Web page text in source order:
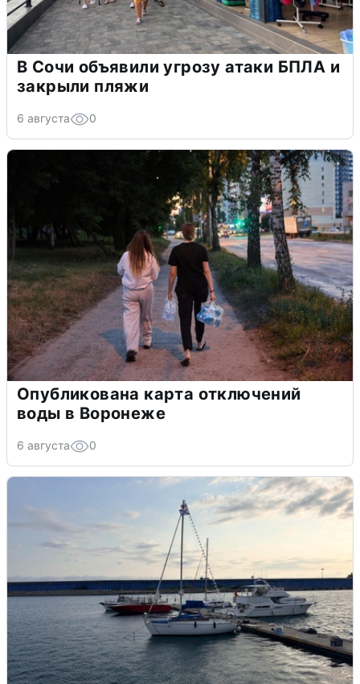
В Сочи объявили угрозу атаки БПЛА и
закрыли пляжи
6 августа 0
Опубликована карта отключений
воды в Воронеже
6 августа 0